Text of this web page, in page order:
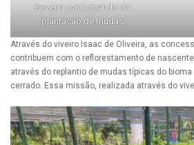
Bezerra participando da
plantação de mudas
Através do viveiro Isaac de Oliveira, as
contribuem com o reflorestamento de
através do replantio de mudas típicas do
cerrado. Essa missão, realizada através do